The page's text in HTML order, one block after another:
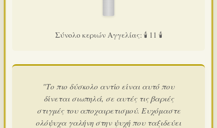
Σύνολο κεριών Αγγελίας: 🕯️ 11 🕯️
"Το πιο δύσκολο αντίο είναι αυτό που
δίνεται σιωπηλά, σε αυτές τις βαριές
στιγμές του αποχαιρετισμού. Ευχόμαστε
ολόψυχα γαλήνη στην ψυχή που ταξιδεύει